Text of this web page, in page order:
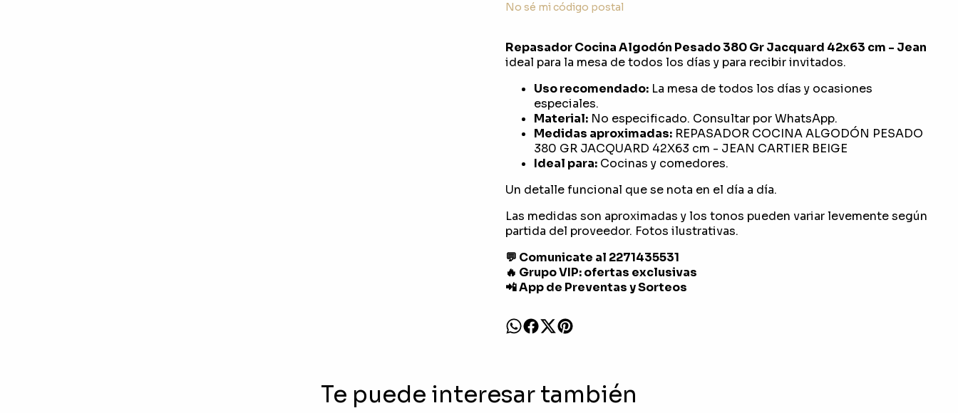
No sé mi código postal
Repasador Cocina Algodón Pesado 380 Gr Jacquard 42x63 cm - Jean
ideal para la mesa de todos los días y para recibir invitados.
Uso recomendado:La mesa de todos los días y ocasiones
especiales.
Material:No especificado. Consultar por WhatsApp.
Medidas aproximadas:REPASADOR COCINA ALGODÓN PESADO
380 GR JACQUARD 42X63 cm - JEAN CARTIER BEIGE
Ideal para:Cocinas y comedores.
Un detalle funcional que se nota en el día a día.
Las medidas son aproximadas y los tonos pueden variar levemente según
partida del proveedor. Fotos ilustrativas.
💬 Comunicate al 2271435531
🔥 Grupo VIP: ofertas exclusivas
📲 App de Preventas y Sorteos
Te puede interesar también